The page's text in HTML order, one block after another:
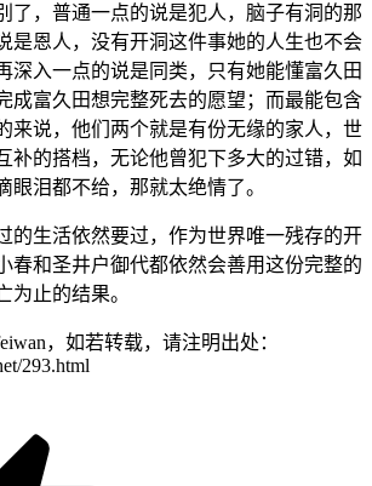
了，普通一点的说是犯人，脑子有洞的那
是恩人，没有开洞这件事她的人生也不会
深入一点的说是同类，只有她能懂富久田
成富久田想完整死去的愿望；而最能包含
来说，他们两个就是有份无缘的家人，世
补的搭档，无论他曾犯下多大的过错，如
眼泪都不给，那就太绝情了。
的生活依然要过，作为世界唯一残存的开
春和圣井户御代都依然会善用这份完整的
为止的结果。
，如若转载，请注明出处：
293.html